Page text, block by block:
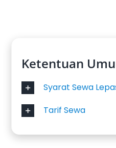
Ketentuan
Syarat Sewa
Tarif Sewa